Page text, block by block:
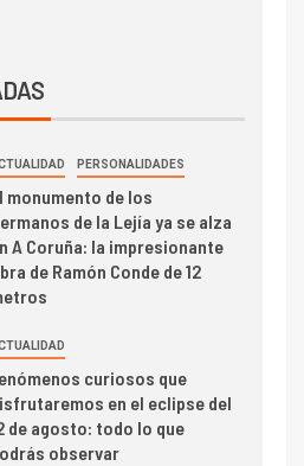
PERSONALIDADES
monumento de los
de la Lejía ya se alza
A Coruña: la impresionante
de Ramón Conde de 12
curiosos que
en el eclipse del
de agosto: todo lo que
observar